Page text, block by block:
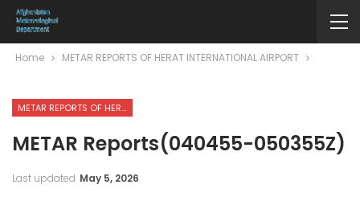
Home METAR REPORTS OF HERAT INTERNATIONAL AIRPORT
METAR REPORTS OF HERAT INTERNATIONAL AIRPORT
METAR Reports(040455-050355Z)
Last updated May 5, 2026